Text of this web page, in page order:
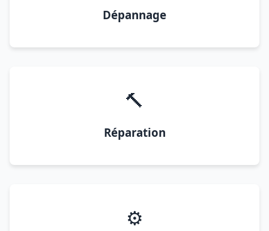
Dépannage
🔨
Réparation
⚙️